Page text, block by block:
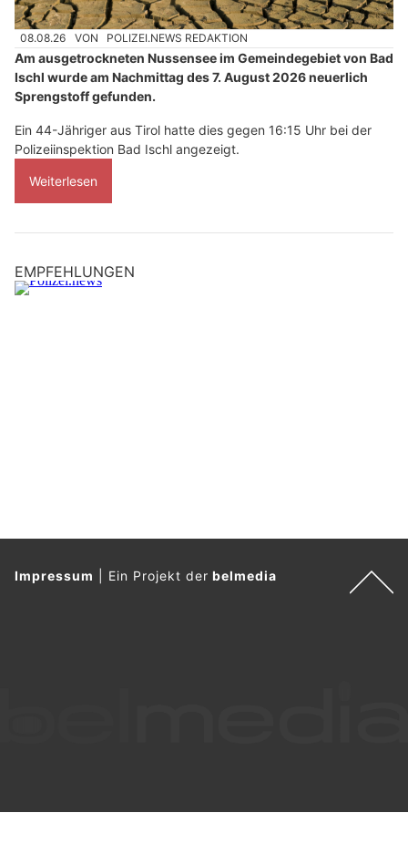
08.08.26 VON POLIZEI.NEWS REDAKTION
Am ausgetrockneten Nussensee im Gemeindegebiet von Bad
Ischl wurde am Nachmittag des 7. August 2026 neuerlich
Sprengstoff gefunden.
Ein 44-Jähriger aus Tirol hatte dies gegen 16:15 Uhr bei der
Polizeiinspektion Bad Ischl angezeigt.
Weiterlesen
EMPFEHLUNGEN
Impressum Ein Projekt derbelmedia